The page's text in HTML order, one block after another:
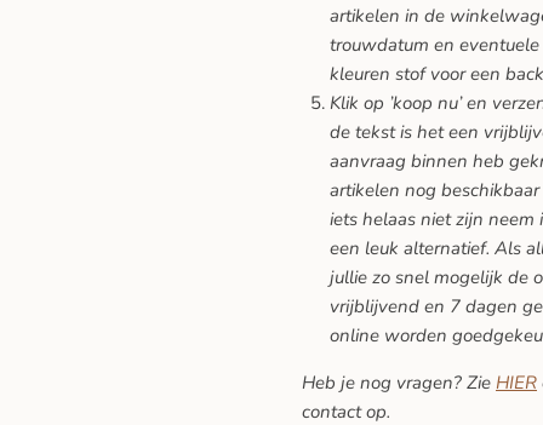
artikelen in de
trouwdatum en
kleuren stof voor een
Klik op ’koop nu’ en
de tekst is het een
aanvraag binnen heb
artikelen nog
iets helaas niet zijn neem
een leuk alternatief. Als
jullie zo snel mogelijk de
vrijblijvend en 7 dagen
online worden
Heb je nog vragen? Zie HIER
contact op.